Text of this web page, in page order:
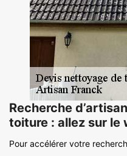
Recherche
toiture : allez sur le
Pour accélérer votre